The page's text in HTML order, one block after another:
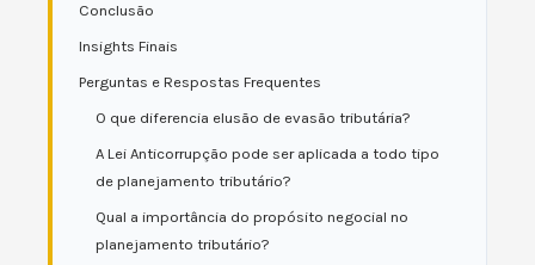
Conclusão
Insights Finais
Perguntas e Respostas Frequentes
O que diferencia elusão de evasão tributária?
A Lei Anticorrupção pode ser aplicada a todo tipo
de planejamento tributário?
Qual a importância do propósito negocial no
planejamento tributário?